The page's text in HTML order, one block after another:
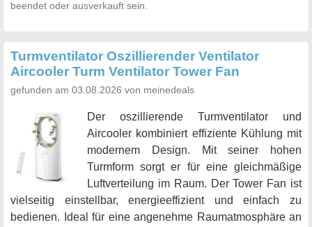
beendet oder ausverkauft sein.
Turmventilator Oszillierender Ventilator
Aircooler Turm Ventilator Tower Fan
gefunden am 03.08.2026 von meinedeals
Der oszillierende Turmventilator und
Aircooler kombiniert effiziente Kühlung mit
modernem Design. Mit seiner hohen
Turmform sorgt er für eine gleichmäßige
Luftverteilung im Raum. Der Tower Fan ist
vielseitig einstellbar, energieeffizient und einfach zu
bedienen. Ideal für eine angenehme Raumatmosphäre an